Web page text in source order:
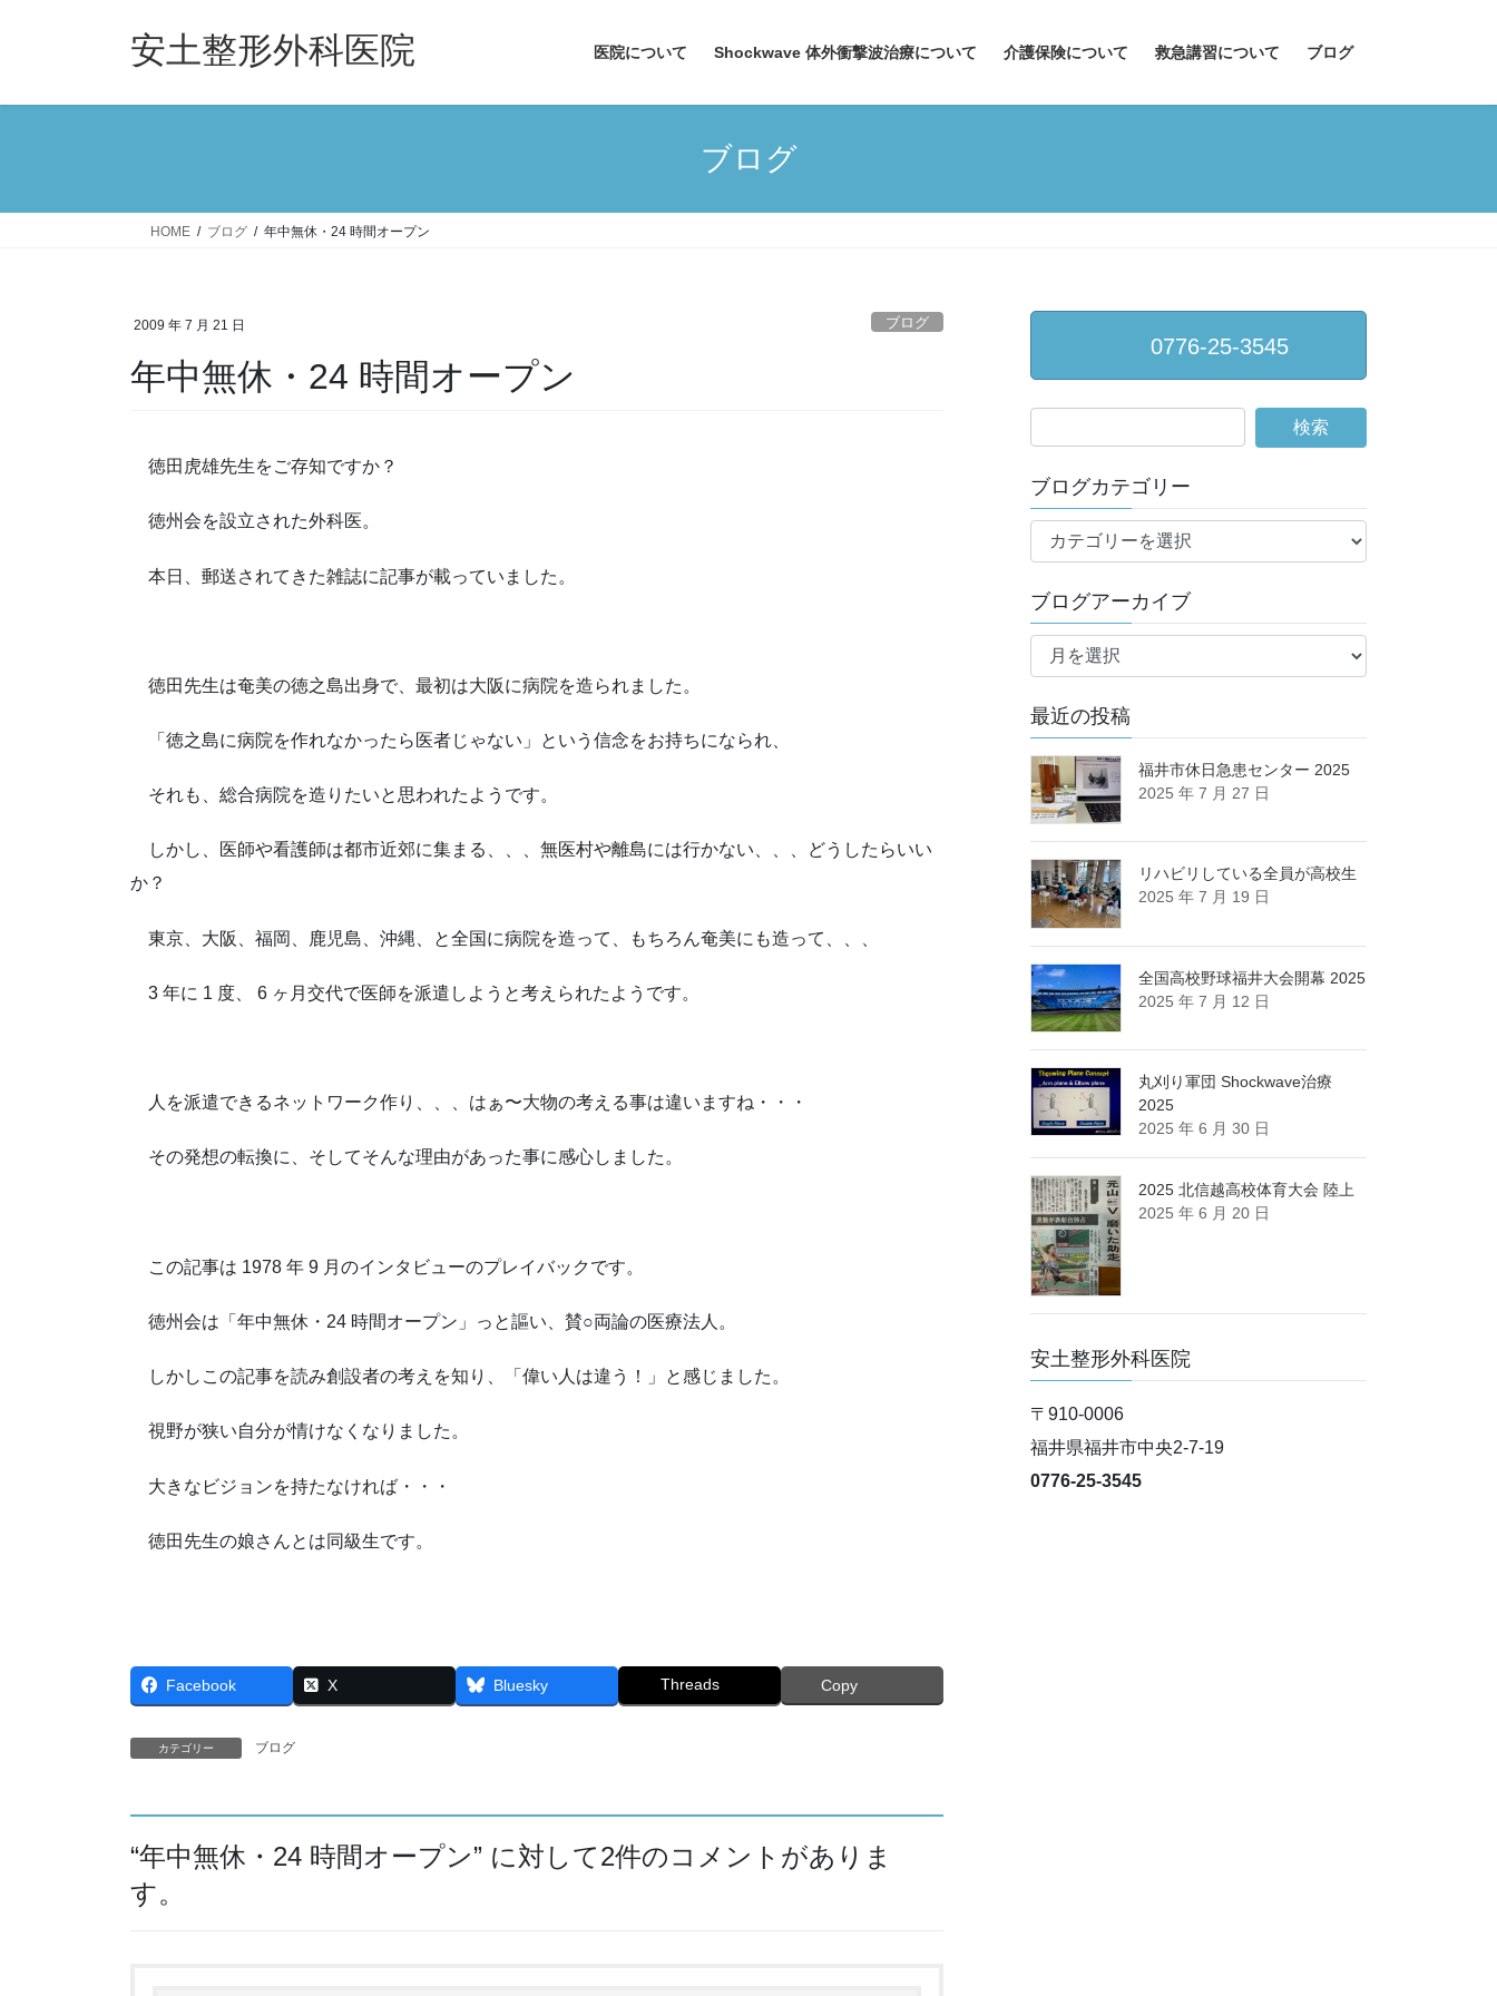
安土整形外科医院 医院について Shockwave 体外衝撃波治療について 介護保険について 救急講習について ブログ
ブログ
HOME ブログ 年中無休・24 時間オープン
2009 年 7 月 21 日 ブログ
年中無休・24 時間オープン
徳田虎雄先生をご存知ですか？
徳州会を設立された外科医。
本日、郵送されてきた雑誌に記事が載っていました。
徳田先生は奄美の徳之島出身で、最初は大阪に病院を造られました。
「徳之島に病院を作れなかったら医者じゃない」という信念をお持ちになられ、
それも、総合病院を造りたいと思われたようです。
しかし、医師や看護師は都市近郊に集まる、、、無医村や離島には行かない、、、どうしたらいい
か？
東京、大阪、福岡、鹿児島、沖縄、と全国に病院を造って、もちろん奄美にも造って、、、
3 年に 1 度、 6 ヶ月交代で医師を派遣しようと考えられたようです。
人を派遣できるネットワーク作り、、、はぁ〜大物の考える事は違いますね・・・
その発想の転換に、そしてそんな理由があった事に感心しました。
この記事は 1978 年 9 月のインタビューのプレイバックです。
徳州会は「年中無休・24 時間オープン」っと謳い、賛○両論の医療法人。
しかしこの記事を読み創設者の考えを知り、「偉い人は違う！」と感じました。
視野が狭い自分が情けなくなりました。
大きなビジョンを持たなければ・・・
徳田先生の娘さんとは同級生です。
Facebook X Bluesky Threads Copy
カテゴリー ブログ
“年中無休・24 時間オープン” に対して2件のコメントがありま
す。
0776-25-3545
ブログカテゴリー
ロ
カ
テ
ー
ブログアーカイブ
ブ
ア
ー
カ
イ
ブ
最近の投稿
福井市休日急患センター 2025
2025 年 7 月 27 日
リハビリしている全員が高校生
2025 年 7 月 19 日
全国高校野球福井大会開幕 2025
2025 年 7 月 12 日
丸刈り軍団 Shockwave治療
2025
2025 年 6 月 30 日
2025 北信越高校体育大会 陸上
2025 年 6 月 20 日
安土整形外科医院
〒910-0006
福井県福井市中央2-7-19
0776-25-3545